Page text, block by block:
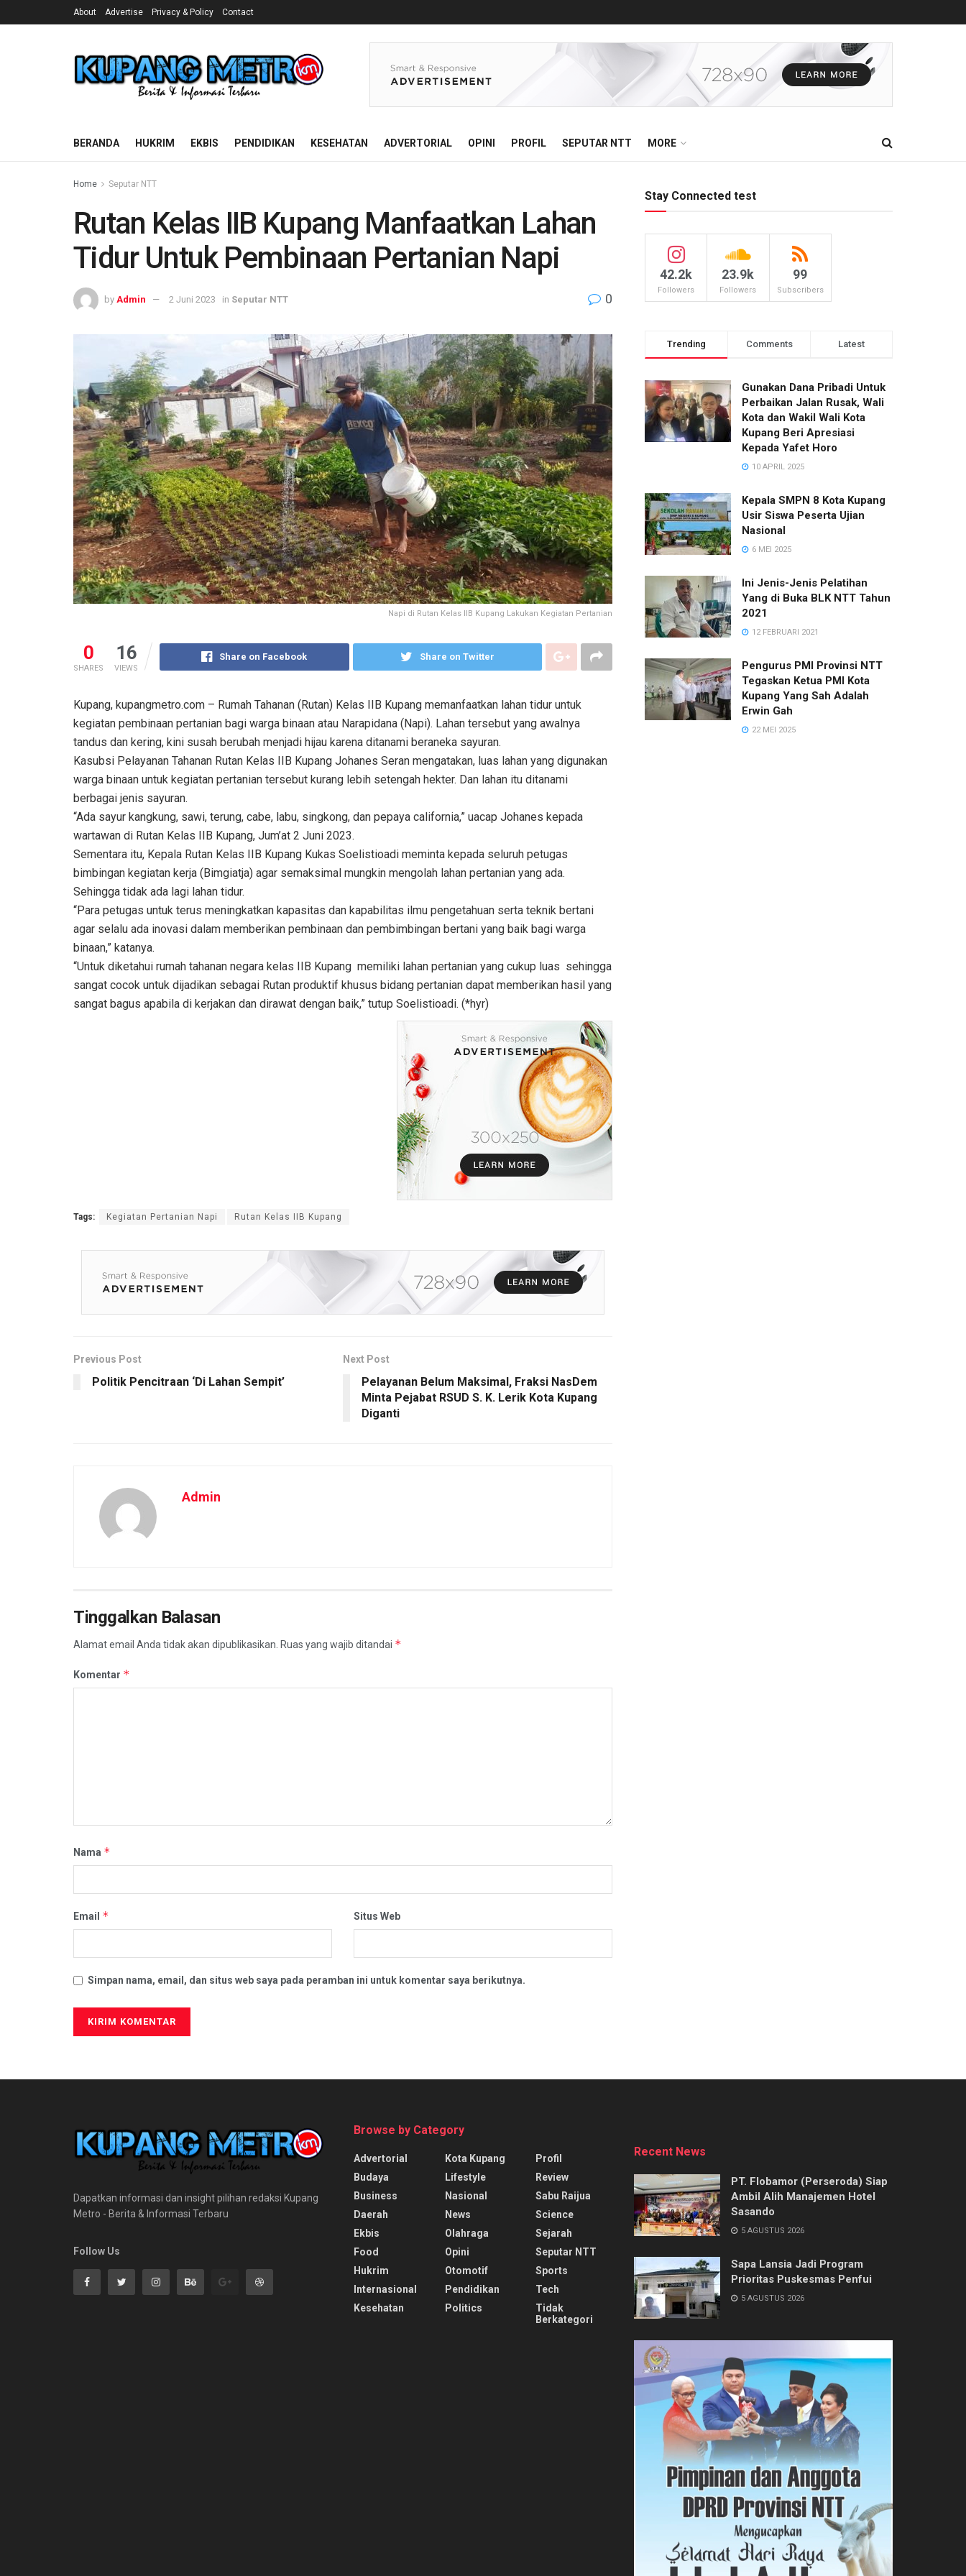
About Advertise Privacy & Policy Contact
BERANDA HUKRIM EKBIS PENDIDIKAN KESEHATAN ADVERTORIAL OPINI PROFIL SEPUTAR NTT MORE
Home Seputar NTT
Rutan Kelas IIB Kupang Manfaatkan Lahan
Tidur Untuk Pembinaan Pertanian Napi
by Admin 2 Juni 2023 in Seputar NTT 0
Napi di Rutan Kelas IIB Kupang Lakukan Kegiatan Pertanian
0
SHARES
16
VIEWS
Share on Facebook Share on Twitter
Kupang, kupangmetro.com – Rumah Tahanan (Rutan) Kelas IIB Kupang memanfaatkan lahan tidur untuk
kegiatan pembinaan pertanian bagi warga binaan atau Narapidana (Napi). Lahan tersebut yang awalnya
tandus dan kering, kini susah berubah menjadi hijau karena ditanami beraneka sayuran.
Kasubsi Pelayanan Tahanan Rutan Kelas IIB Kupang Johanes Seran mengatakan, luas lahan yang digunakan
warga binaan untuk kegiatan pertanian tersebut kurang lebih setengah hekter. Dan lahan itu ditanami
berbagai jenis sayuran.
“Ada sayur kangkung, sawi, terung, cabe, labu, singkong, dan pepaya california,” uacap Johanes kepada
wartawan di Rutan Kelas IIB Kupang, Jum’at 2 Juni 2023.
Sementara itu, Kepala Rutan Kelas IIB Kupang Kukas Soelistioadi meminta kepada seluruh petugas
bimbingan kegiatan kerja (Bimgiatja) agar semaksimal mungkin mengolah lahan pertanian yang ada.
Sehingga tidak ada lagi lahan tidur.
“Para petugas untuk terus meningkatkan kapasitas dan kapabilitas ilmu pengetahuan serta teknik bertani
agar selalu ada inovasi dalam memberikan pembinaan dan pembimbingan bertani yang baik bagi warga
binaan,” katanya.
“Untuk diketahui rumah tahanan negara kelas IIB Kupang memiliki lahan pertanian yang cukup luas sehingga
sangat cocok untuk dijadikan sebagai Rutan produktif khusus bidang pertanian dapat memberikan hasil yang
sangat bagus apabila di kerjakan dan dirawat dengan baik,” tutup Soelistioadi. (*hyr)
Tags: Kegiatan Pertanian Napi Rutan Kelas IIB Kupang
Previous Post
Politik Pencitraan ‘Di Lahan Sempit’
Next Post
Pelayanan Belum Maksimal, Fraksi NasDem
Minta Pejabat RSUD S. K. Lerik Kota Kupang
Diganti
Admin
Tinggalkan Balasan
Alamat email Anda tidak akan dipublikasikan. Ruas yang wajib ditandai *
Komentar *
Nama *
Email * Situs Web
Simpan nama, email, dan situs web saya pada peramban ini untuk komentar saya berikutnya.
Stay Connected test
42.2k
Followers
23.9k
Followers
99
Subscribers
Trending Comments Latest
Gunakan Dana Pribadi Untuk
Perbaikan Jalan Rusak, Wali
Kota dan Wakil Wali Kota
Kupang Beri Apresiasi
Kepada Yafet Horo
10 APRIL 2025
Kepala SMPN 8 Kota Kupang
Usir Siswa Peserta Ujian
Nasional
6 MEI 2025
Ini Jenis-Jenis Pelatihan
Yang di Buka BLK NTT Tahun
2021
12 FEBRUARI 2021
Pengurus PMI Provinsi NTT
Tegaskan Ketua PMI Kota
Kupang Yang Sah Adalah
Erwin Gah
22 MEI 2025
Dapatkan informasi dan insight pilihan redaksi Kupang
Metro - Berita & Informasi Terbaru
Follow Us
Browse by Category
Advertorial
Budaya
Business
Daerah
Ekbis
Food
Hukrim
Internasional
Kesehatan
Kota Kupang
Lifestyle
Nasional
News
Olahraga
Opini
Otomotif
Pendidikan
Politics
Profil
Review
Sabu Raijua
Science
Sejarah
Seputar NTT
Sports
Tech
Tidak
Berkategori
Recent News
PT. Flobamor (Perseroda) Siap
Ambil Alih Manajemen Hotel
Sasando
5 AGUSTUS 2026
Sapa Lansia Jadi Program
Prioritas Puskesmas Penfui
5 AGUSTUS 2026